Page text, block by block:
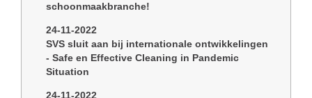
schoonmaakbranche!
24-11-2022
SVS sluit aan bij internationale ontwikkelingen
- Safe en Effective Cleaning in Pandemic
Situation
24-11-2022